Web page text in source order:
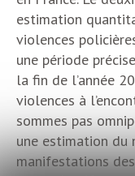
estimation
violences
une période
la fin de l’année
violences à
sommes pas
une estimation du
manifestations